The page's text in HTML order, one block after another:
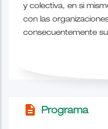
y colectiva, en si
con las
consecuentemente
description Programa